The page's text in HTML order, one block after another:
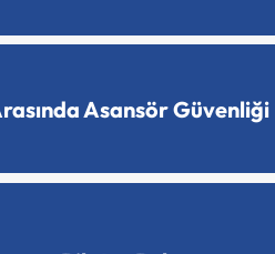
Asansör Güvenliği